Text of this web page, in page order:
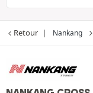
Retour Nankang